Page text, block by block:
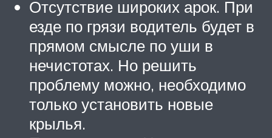
Отсутствие широких арок. При
езде по грязи водитель будет в
прямом смысле по уши в
нечистотах. Но решить
проблему можно, необходимо
только установить новые
крылья.